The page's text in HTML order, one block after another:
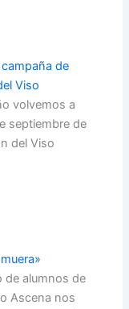
de
Viso
volvemos a
septiembre de
del Viso
de alumnos de
Ascena nos